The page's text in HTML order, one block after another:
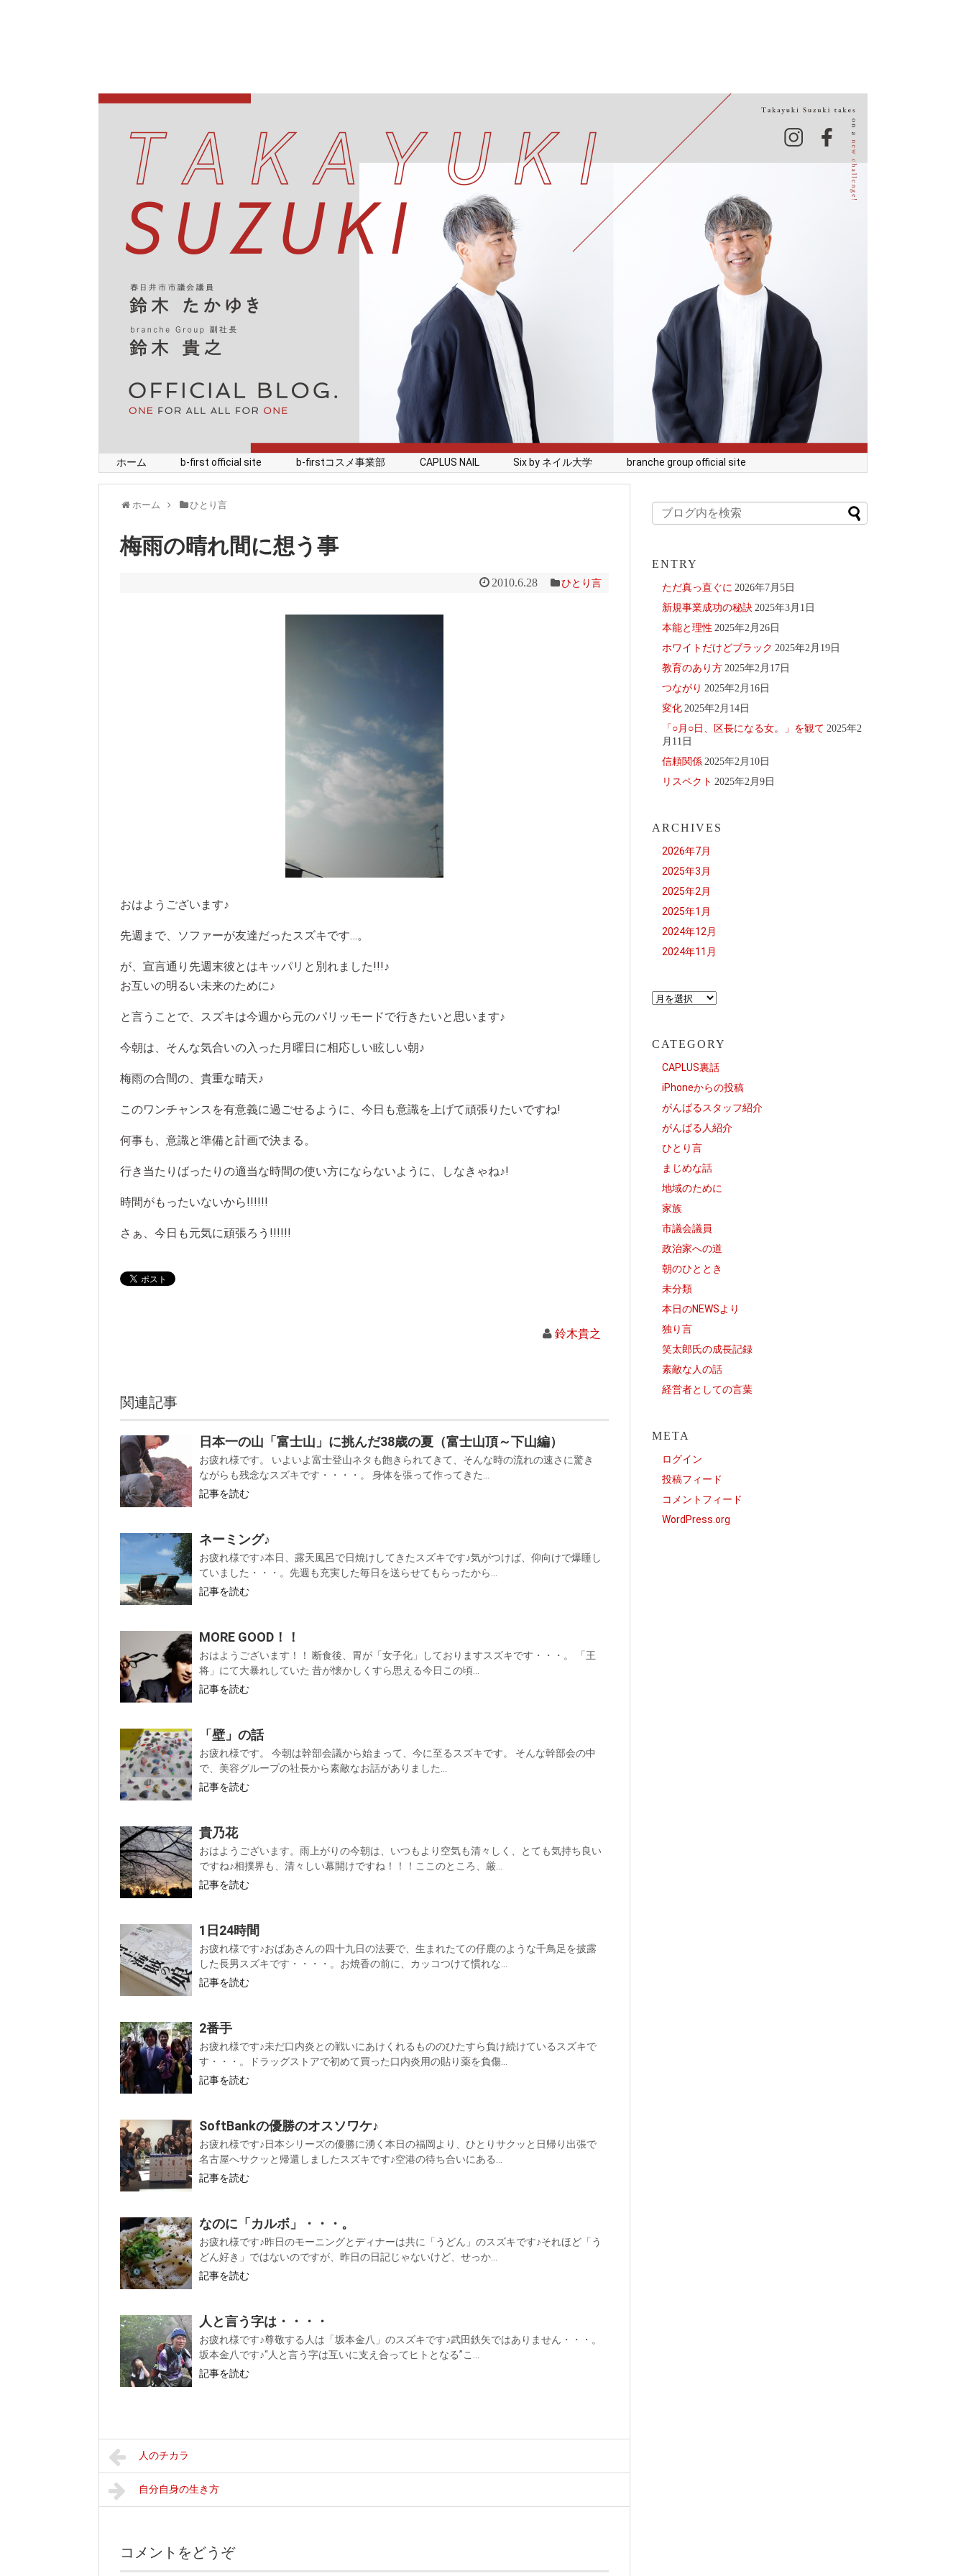
ホーム b-first official site b-firstコスメ事業部 CAPLUS NAIL Six by ネイル大学 branche group official site
ホーム ひとり言
梅雨の晴れ間に想う事
2010.6.28 ひとり言
おはようございます♪
先週まで、ソファーが友達だったスズキです…。
が、宣言通り先週末彼とはキッパリと別れました!!!♪
お互いの明るい未来のために♪
と言うことで、スズキは今週から元のパリッモードで行きたいと思います♪
今朝は、そんな気合いの入った月曜日に相応しい眩しい朝♪
梅雨の合間の、貴重な晴天♪
このワンチャンスを有意義に過ごせるように、今日も意識を上げて頑張りたいですね!
何事も、意識と準備と計画で決まる。
行き当たりばったりの適当な時間の使い方にならないように、しなきゃね♪!
時間がもったいないから!!!!!!
さぁ、今日も元気に頑張ろう!!!!!!
鈴木貴之
関連記事
日本一の山「富士山」に挑んだ38歳の夏（富士山頂～下山編）
お疲れ様です。 いよいよ富士登山ネタも飽きられてきて、そんな時の流れの速さに驚き
ながらも残念なスズキです・・・・。 身体を張って作ってきた...
記事を読む
ネーミング♪
お疲れ様です♪本日、露天風呂で日焼けしてきたスズキです♪気がつけば、仰向けで爆睡し
ていました・・・。先週も充実した毎日を送らせてもらったから...
記事を読む
MORE GOOD！！
おはようございます！！ 断食後、胃が「女子化」しておりますスズキです・・・。 「王
将」にて大暴れしていた 昔が懐かしくすら思える今日この頃...
記事を読む
「壁」の話
お疲れ様です。 今朝は幹部会議から始まって、今に至るスズキです。 そんな幹部会の中
で、美容グループの社長から素敵なお話がありました...
記事を読む
貴乃花
おはようございます。雨上がりの今朝は、いつもより空気も清々しく、とても気持ち良い
ですね♪相撲界も、清々しい幕開けですね！！！ここのところ、厳...
記事を読む
1日24時間
お疲れ様です♪おばあさんの四十九日の法要で、生まれたての仔鹿のような千鳥足を披露
した長男スズキです・・・・。お焼香の前に、カッコつけて慣れな...
記事を読む
2番手
お疲れ様です♪未だ口内炎との戦いにあけくれるもののひたすら負け続けているスズキで
す・・・。ドラッグストアで初めて買った口内炎用の貼り薬を負傷...
記事を読む
SoftBankの優勝のオスソワケ♪
お疲れ様です♪日本シリーズの優勝に湧く本日の福岡より、ひとりサクッと日帰り出張で
名古屋へサクッと帰還しましたスズキです♪空港の待ち合いにある...
記事を読む
なのに「カルボ」・・・。
お疲れ様です♪昨日のモーニングとディナーは共に「うどん」のスズキです♪それほど「う
どん好き」ではないのですが、昨日の日記じゃないけど、せっか...
記事を読む
人と言う字は・・・・
お疲れ様です♪尊敬する人は「坂本金八」のスズキです♪武田鉄矢ではありません・・・。
坂本金八です♪“人と言う字は互いに支え合ってヒトとなる”こ...
記事を読む
人のチカラ
自分自身の生き方
コメントをどうぞ
ENTRY
ただ真っ直ぐに 2026年7月5日
新規事業成功の秘訣 2025年3月1日
本能と理性 2025年2月26日
ホワイトだけどブラック 2025年2月19日
教育のあり方 2025年2月17日
つながり 2025年2月16日
変化 2025年2月14日
「○月○日、区長になる女。」を観て 2025年2
月11日
信頼関係 2025年2月10日
リスペクト 2025年2月9日
ARCHIVES
2026年7月
2025年3月
2025年2月
2025年1月
2024年12月
2024年11月
CATEGORY
CAPLUS裏話
iPhoneからの投稿
がんばるスタッフ紹介
がんばる人紹介
ひとり言
まじめな話
地域のために
家族
市議会議員
政治家への道
朝のひととき
未分類
本日のNEWSより
独り言
笑太郎氏の成長記録
素敵な人の話
経営者としての言葉
META
ログイン
投稿フィード
コメントフィード
WordPress.org